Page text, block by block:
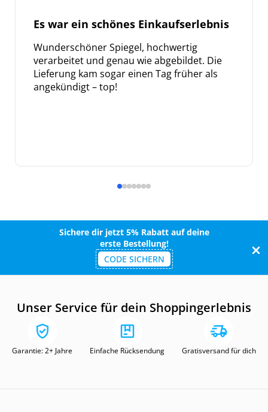
Es war ein schönes Einkaufserlebnis
Wunderschöner Spiegel, hochwertig
verarbeitet und genau wie abgebildet. Die
Lieferung kam sogar einen Tag früher als
angekündigt – top!
Sichere dir jetzt 5% Rabatt auf deine
erste Bestellung!
CODE SICHERN
Unser Service für dein Shoppingerlebnis
Garantie: 2+ Jahre Einfache Rücksendung Gratisversand für dich